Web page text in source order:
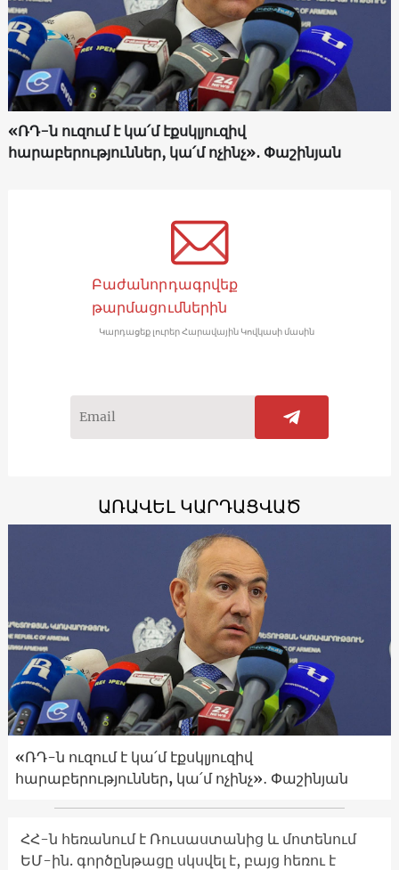
«ՌԴ-ն ուզում է կա՛մ էքսկլյուզիվ
հարաբերություններ, կա՛մ ոչինչ»․ Փաշինյան
Բաժանորդագրվեք
թարմացումներին
Կարդացեք լուրեր Հարավային Կովկասի մասին
ԱՌԱՎԵԼ ԿԱՐԴԱՑՎԱԾ
«ՌԴ-ն ուզում է կա՛մ էքսկլյուզիվ
հարաբերություններ, կա՛մ ոչինչ»․ Փաշինյան
ՀՀ-ն հեռանում է Ռուսաստանից և մոտենում
ԵՄ-ին. գործընթացը սկսվել է, բայց հեռու է